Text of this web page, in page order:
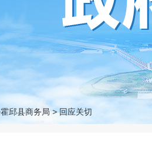
邱县商务局> 回应关切